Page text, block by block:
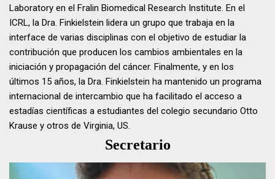
Laboratory en el Fralin Biomedical Research Institute. En el
ICRL, la Dra. Finkielstein lidera un grupo que trabaja en la
interface de varias disciplinas con el objetivo de estudiar la
contribución que producen los cambios ambientales en la
iniciación y propagación del cáncer. Finalmente, y en los
últimos 15 años, la Dra. Finkielstein ha mantenido un programa
internacional de intercambio que ha facilitado el acceso a
estadías científicas a estudiantes del colegio secundario Otto
Krause y otros de Virginia, US.
Secretario